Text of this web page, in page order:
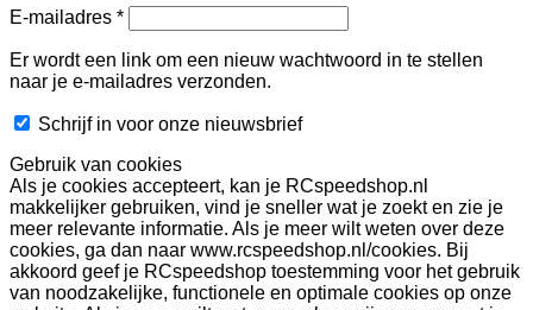
E-mailadres *Vereist
Er wordt een link om een nieuw wachtwoord in te stellen
naar je e-mailadres verzonden.
Schrijf in voor onze nieuwsbrief
Gebruik van cookies
Als je cookies accepteert, kan je RCspeedshop.nl
makkelijker gebruiken, vind je sneller wat je zoekt en zie je
meer relevante informatie. Als je meer wilt weten over deze
cookies, ga dan naar www.rcspeedshop.nl/cookies. Bij
akkoord geef je RCspeedshop toestemming voor het gebruik
van noodzakelijke, functionele en optimale cookies op onze